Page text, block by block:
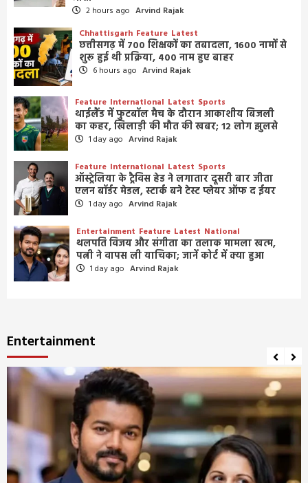
2 hours ago Arvind Rajak
Chhattisgarh Feature Latest
छत्तीसगढ़ में 700 शिक्षकों का तबादला, 1600 नामों से
शुरू हुई थी प्रक्रिया, 400 नाम हुए बाहर
6 hours ago Arvind Rajak
Feature International Latest Sports
थाईलैंड में फुटबॉल मैच के दौरान आकाशीय बिजली
का कहर, खिलाड़ी की मौत की खबर; 12 लोग झुलसे
1 day ago Arvind Rajak
Feature International Latest Sports
ऑस्ट्रेलिया के ट्रैविस हेड ने लगातार दूसरी बार जीता
एलन बॉर्डर मेडल, स्टार्क बने टेस्ट प्लेयर ऑफ द ईयर
1 day ago Arvind Rajak
Entertainment Feature Latest National
थलपति विजय और संगीता का तलाक मामला खत्म,
पत्नी ने वापस ली याचिका; जानें कोर्ट में क्या हुआ
1 day ago Arvind Rajak
Entertainment